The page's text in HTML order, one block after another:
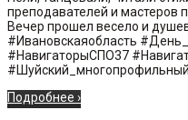
преподавателей и мастеров
Вечер прошел весело и
#Ивановскаяобласть
#НавигаторыСПО37
Подробнее ›